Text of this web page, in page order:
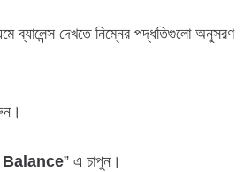
ব্যালেন্স দেখতে নিম্নের পদ্ধতিগুলো অনুসরণ
” এ চাপুন।